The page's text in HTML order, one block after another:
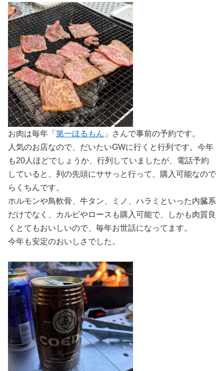
お肉は毎年「 第一ほるもん 」さんで事前の予約です。
人気のお店なので、だいたいGWに行くと行列です。今年
も20人ほどでしょうか、行列していましたが、電話予約
していると、列の先頭にササっと行って、購入可能なので
らくちんです。
ホルモンや鳥軟骨、牛タン、ミノ、ハラミといった内臓系
だけでなく、カルビやロースも購入可能で、しかも肉質良
くとてもおいしいので、毎年お世話になってます。
今年も安定のおいしさでした。